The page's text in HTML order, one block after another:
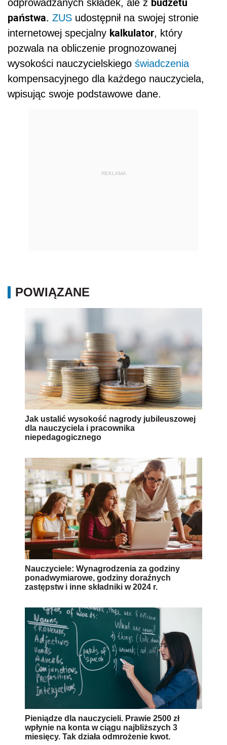
odprowadzanych składek, ale z
państwa. ZUS udostępnił na swojej stronie
internetowej specjalny kalkulator, który
pozwala na obliczenie prognozowanej
wysokości nauczycielskiego świadczenia
kompensacyjnego dla każdego nauczyciela,
wpisując swoje podstawowe dane.
REKLAMA
POWIĄZANE
Jak ustalić wysokość nagrody jubileuszowej
dla nauczyciela i pracownika
niepedagogicznego
Nauczyciele: Wynagrodzenia za godziny
ponadwymiarowe, godziny doraźnych
zastępstw i inne składniki w 2024 r.
Pieniądze dla nauczycieli. Prawie 2500 zł
wpłynie na konta w ciągu najbliższych 3
miesięcy. Tak działa odmrożenie kwot.